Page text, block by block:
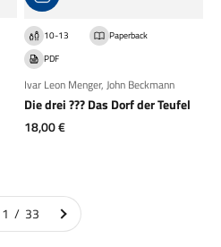
10-13
Paperback
PDF
Ivar Leon Menger, John Beckmann
Die drei ??? Das Dorf der Teufel
Angebot
18,00 €
1 / 33